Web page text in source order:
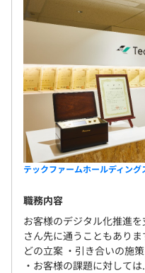
◆技術力の高いメンバー
「IoTデバイスのプロト
ラウドシステムを提案、
ェアをつくれる」「
ど、切磋琢磨し合いなが
す。
◆社内での技術情報の共
エンジニアのメーリング
ています。
office365のYammerや社
テックファームホールディング
職務内容
お客様のデジタル化推進
さん先に通うこともあり
どの立案 ・引き合いの施
・お客様の課題に対しては